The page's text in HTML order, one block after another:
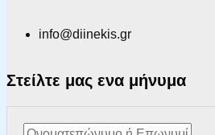
info@diinekis.gr
Στείλτε μας ενα μήνυμα